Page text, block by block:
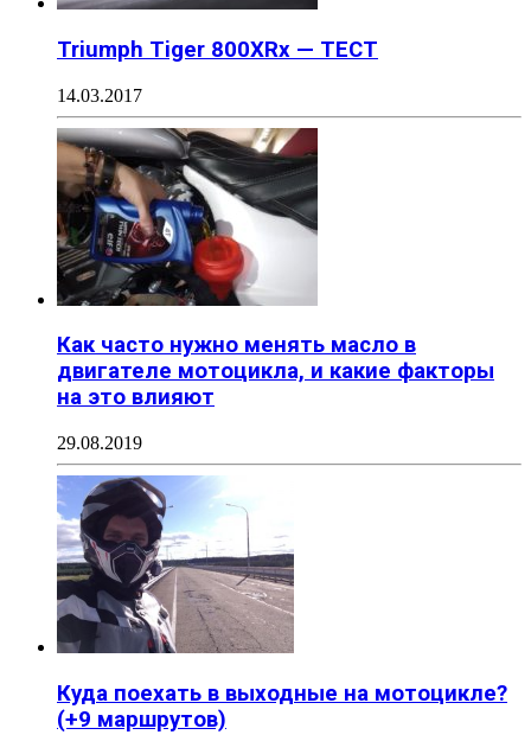
Triumph Tiger 800XRx — ТЕСТ
14.03.2017
Как часто нужно менять масло в
двигателе мотоцикла, и какие факторы
на это влияют
29.08.2019
Куда поехать в выходные на мотоцикле?
(+9 маршрутов)